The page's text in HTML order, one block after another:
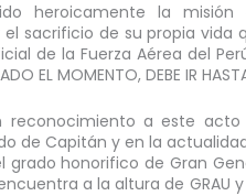
heroicamente la
sacrificio de su propia vida
de la Fuerza Aérea del
EL MOMENTO, DEBE IR
reconocimiento a este
de Capitán y en la
grado honorifico de Gran
encuentra a la altura de